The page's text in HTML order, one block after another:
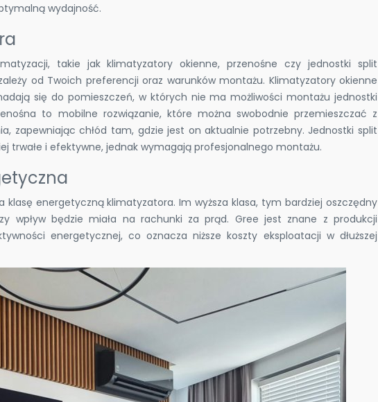
wydajność.
takie jak klimatyzatory okienne, przenośne czy jednostki split
od Twoich preferencji oraz warunków montażu. Klimatyzatory okienne
się do pomieszczeń, w których nie ma możliwości montażu jednostki
to mobilne rozwiązanie, które można swobodnie przemieszczać z
zapewniając chłód tam, gdzie jest on aktualnie potrzebny. Jednostki split
trwałe i efektywne, jednak wymagają profesjonalnego montażu.
klasę energetyczną klimatyzatora. Im wyższa klasa, tym bardziej oszczędny
wpływ będzie miała na rachunki za prąd. Gree jest znane z produkcji
energetycznej, co oznacza niższe koszty eksploatacji w dłuższej